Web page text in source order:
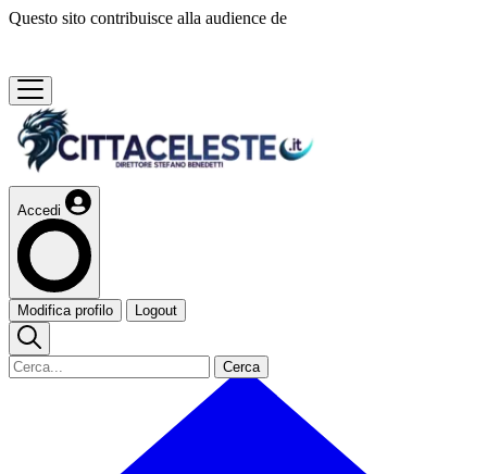
Questo sito contribuisce alla audience de
Accedi
Modifica profilo Logout
Cerca